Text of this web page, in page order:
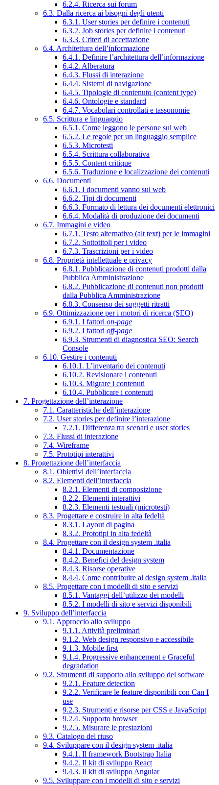
6.2.4. Ricerca sui forum
6.3. Dalla ricerca ai bisogni degli utenti
6.3.1. User stories per definire i contenuti
6.3.2. Job stories per definire i contenuti
6.3.3. Criteri di accettazione
6.4. Architettura dell’informazione
6.4.1. Definire l’architettura dell’informazione
6.4.2. Alberatura
6.4.3. Flussi di interazione
6.4.4. Sistemi di navigazione
6.4.5. Tipologie di contenuto (content type)
6.4.6. Ontologie e standard
6.4.7. Vocabolari controllati e tassonomie
6.5. Scrittura e linguaggio
6.5.1. Come leggono le persone sul web
6.5.2. Le regole per un linguaggio semplice
6.5.3. Microtesti
6.5.4. Scrittura collaborativa
6.5.5. Content critique
6.5.6. Traduzione e localizzazione dei contenuti
6.6. Documenti
6.6.1. I documenti vanno sul web
6.6.2. Tipi di documenti
6.6.3. Formato di lettura dei documenti elettronici
6.6.4. Modalità di produzione dei documenti
6.7. Immagini e video
6.7.1. Testo alternativo (alt text) per le immagini
6.7.2. Sottotitoli per i video
6.7.3. Trascrizioni per i video
6.8. Proprietà intellettuale e privacy
6.8.1. Pubblicazione di contenuti prodotti dalla
Pubblica Amministrazione
6.8.2. Pubblicazione di contenuti non prodotti
dalla Pubblica Amministrazione
6.8.3. Consenso dei soggetti ritratti
6.9. Ottimizzazione per i motori di ricerca (SEO)
6.9.1. I fattori on-page
6.9.2. I fattori off-page
6.9.3. Strumenti di diagnostica SEO: Search
Console
6.10. Gestire i contenuti
6.10.1. L’inventario dei contenuti
6.10.2. Revisionare i contenuti
6.10.3. Migrare i contenuti
6.10.4. Pubblicare i contenuti
7. Progettazione dell’interazione
7.1. Caratteristiche dell’interazione
7.2. User stories per definire l’interazione
7.2.1. Differenza tra scenari e user stories
7.3. Flussi di interazione
7.4. Wireframe
7.5. Prototipi interattivi
8. Progettazione dell’interfaccia
8.1. Obiettivi dell’interfaccia
8.2. Elementi dell’interfaccia
8.2.1. Elementi di composizione
8.2.2. Elementi interattivi
8.2.3. Elementi testuali (microtesti)
8.3. Progettare e costruire in alta fedeltà
8.3.1. Layout di pagina
8.3.2. Prototipi in alta fedeltà
8.4. Progettare con il design system .italia
8.4.1. Documentazione
8.4.2. Benefici del design system
8.4.3. Risorse operative
8.4.4. Come contribuire al design system .italia
8.5. Progettare con i modelli di sito e servizi
8.5.1. Vantaggi dell’utilizzo dei modelli
8.5.2. I modelli di sito e servizi disponibili
9. Sviluppo dell’interfaccia
9.1. Approccio allo sviluppo
9.1.1. Attività preliminari
9.1.2. Web design responsivo e accessibile
9.1.3. Mobile first
9.1.4. Progressive enhancement e Graceful
degradation
9.2. Strumenti di supporto allo sviluppo del software
9.2.1. Feature detection
9.2.2. Verificare le feature disponibili con Can I
use
9.2.3. Strumenti e risorse per CSS e JavaScript
9.2.4. Supporto browser
9.2.5. Misurare le prestazioni
9.3. Catalogo del riuso
9.4. Sviluppare con il design system .italia
9.4.1. Il framework Bootstrap Italia
9.4.2. Il kit di sviluppo React
9.4.3. Il kit di sviluppo Angular
9.5. Sviluppare con i modelli di sito e servizi